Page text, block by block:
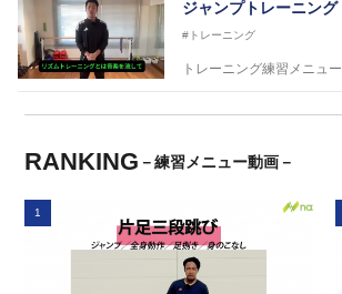
ジャンプトレーニング
#トレーニング
トレーニング練習メニュー
RANKING －練習メニュー動画－
1